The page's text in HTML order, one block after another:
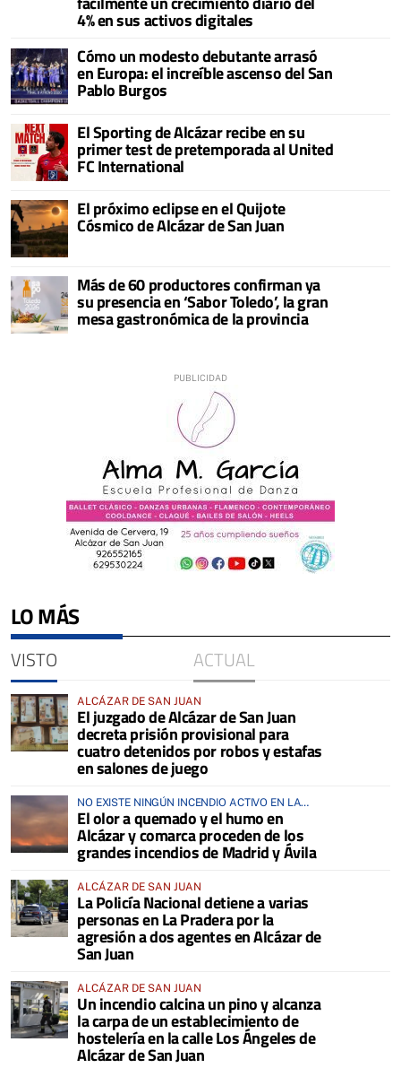
4% en sus activos digitales
Cómo un modesto debutante arrasó
en Europa: el increíble ascenso del San
Pablo Burgos
El Sporting de Alcázar recibe en su
primer test de pretemporada al United
FC International
El próximo eclipse en el Quijote
Cósmico de Alcázar de San Juan
Más de 60 productores confirman ya
su presencia en ‘Sabor Toledo’, la gran
mesa gastronómica de la provincia
LO MÁS
VISTO ACTUAL
ALCÁZAR DE SAN JUAN
El juzgado de Alcázar de San Juan
decreta prisión provisional para
cuatro detenidos por robos y estafas
en salones de juego
NO EXISTE NINGÚN INCENDIO ACTIVO EN LA
COMARCA
El olor a quemado y el humo en
Alcázar y comarca proceden de los
grandes incendios de Madrid y Ávila
ALCÁZAR DE SAN JUAN
La Policía Nacional detiene a varias
personas en La Pradera por la
agresión a dos agentes en Alcázar de
San Juan
ALCÁZAR DE SAN JUAN
Un incendio calcina un pino y alcanza
la carpa de un establecimiento de
hostelería en la calle Los Ángeles de
Alcázar de San Juan